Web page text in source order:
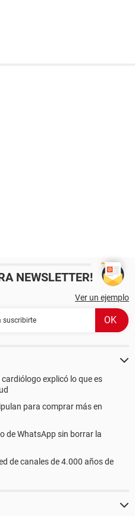
NEWSLETTER!
Ver un ejemplo
explicó lo que es
para comprar más en
de WhatsApp sin borrar la
de canales de 4.000 años de